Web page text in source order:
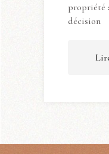
propriété
décision